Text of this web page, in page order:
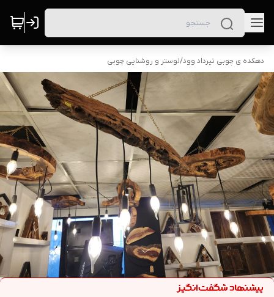
دهکده ی چوبی تیرداد وود/لوستر و روشنایی چوبی